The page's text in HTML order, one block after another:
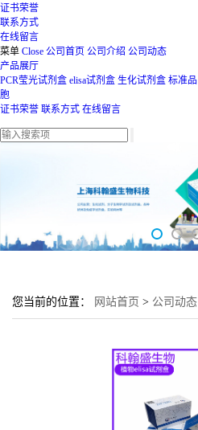
证书荣誉
联系方式
在线留言
菜单 Close 公司首页 公司介绍 公司动态
产品展厅
PCR莹光试剂盒 elisa试剂盒 生化试剂盒 标准品
胞
证书荣誉 联系方式 在线留言
您当前的位置： 网站首页 > 公司动态